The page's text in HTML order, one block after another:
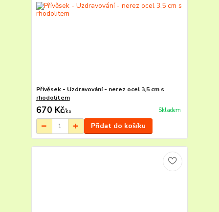
Přívěsek - Uzdravování - nerez ocel 3,5 cm s
rhodolitem
670 Kč/ks Skladem
Přidat do košíku